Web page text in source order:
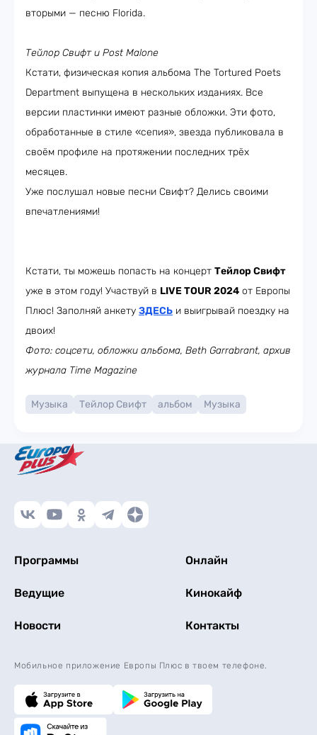
вторыми — песню Florida.
Тейлор Свифт и Post Malone
Кстати, физическая копия альбома The Tortured Poets
Department выпущена в нескольких изданиях. Все
версии пластинки имеют разные обложки. Эти фото,
обработанные в стиле «сепия», звезда публиковала в
своём профиле на протяжении последних трёх
месяцев.
Уже послушал новые песни Свифт? Делись своими
впечатлениями!
Кстати, ты можешь попасть на концерт Тейлор Свифт
уже в этом году! Участвуй в LIVE TOUR 2024 от Европы
Плюс! Заполняй анкету ЗДЕСЬ и выигрывай поездку на
двоих!
Фото: соцсети, обложки альбома, Beth Garrabrant, архив
журнала Time Magazine
Музыка Тейлор Свифт альбом Музыка
Программы Онлайн
Ведущие Кинокайф
Новости Контакты
Мобильное приложение Европы Плюс в твоем телефоне.